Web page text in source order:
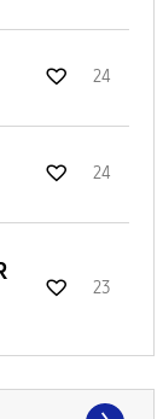
24
24
23